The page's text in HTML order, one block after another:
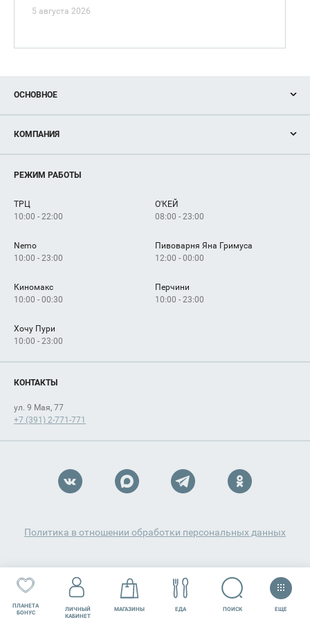
ПЛАНЕТА
БОНУС
ЛИЧНЫЙ
КАБИНЕТ
МАГАЗИНЫ ЕДА РАЗВЛЕЧЕНИЯ СЕРВИСЫ
ПОИСК ЕЩЕ
5 августа 2026
ОСНОВНОЕ
Новости
Магазины
Услуги
КОМПАНИЯ
Рекламодателям
Как добраться
РЕЖИМ РАБОТЫ
ТРЦ
10:00 - 22:00
О'КЕЙ
08:00 - 23:00
Nemo
10:00 - 23:00
Пивоварня Яна Гримуса
12:00 - 00:00
Киномакс
10:00 - 00:30
Перчини
10:00 - 23:00
Хочу Пури
10:00 - 23:00
КОНТАКТЫ
ул. 9 Мая, 77
+7 (391) 2-771-771
Политика в отношении обработки персональных данных